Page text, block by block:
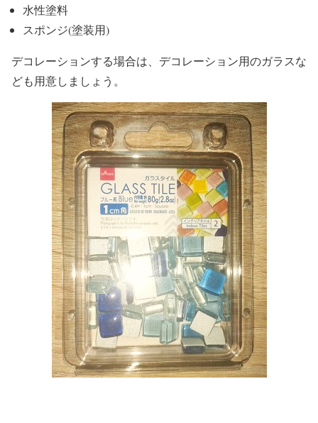
水性塗料
スポンジ(塗装用)
デコレーションする場合は、デコレーション用のガラスな
ども用意しましょう。